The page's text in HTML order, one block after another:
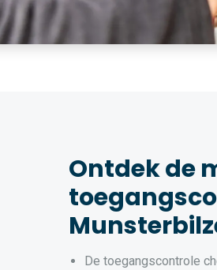
Ontdek de
De toegangscontrole